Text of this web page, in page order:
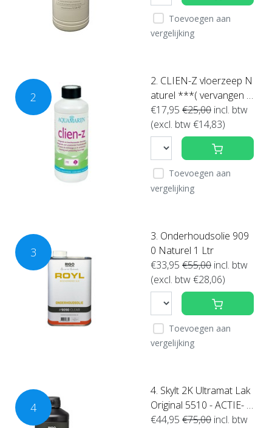
Toevoegen aan
vergelijking
2
2. CLIEN-Z vloerzeep N
aturel ***( vervangen d
oor de Royl zeep)
€17,95 €25,00 incl. btw
(excl. btw €14,83)
Toevoegen aan
vergelijking
3
3. Onderhoudsolie 909
0 Naturel 1 Ltr
€33,95 €55,00 incl. btw
(excl. btw €28,06)
Toevoegen aan
vergelijking
4
4. Skylt 2K Ultramat Lak
Original 5510 - ACTIE- (k
ies hier uw inhoud)
€44,95 €75,00 incl. btw